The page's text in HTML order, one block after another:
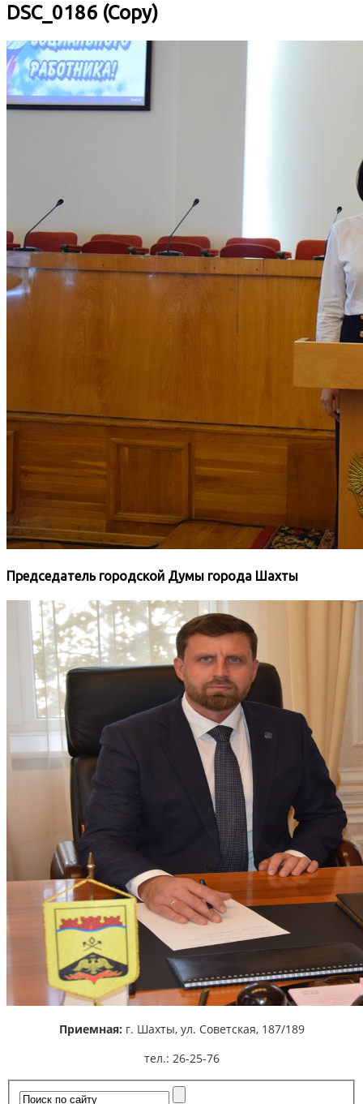
DSC_0186 (Copy)
Председатель городской Думы города Шахты
Приемная: г. Шахты, ул. Советская, 187/189
тел.: 26-25-76